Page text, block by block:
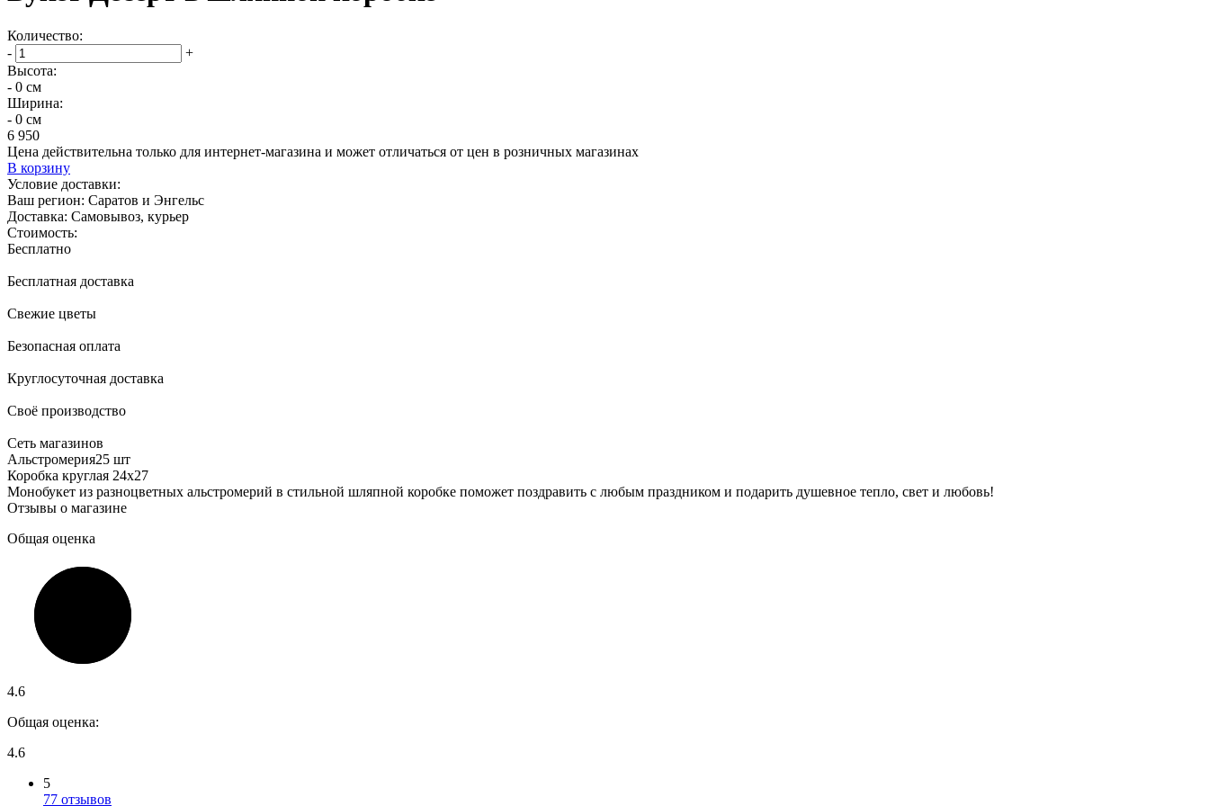
Количество:
-
+
Высота:
- 0 см
Ширина:
- 0 см
6 950
Цена действительна только для интернет-магазина и может отличаться от цен в розничных магазинах
В корзину
Условие доставки:
Ваш регион: Саратов и Энгельс
Доставка: Самовывоз, курьер
Стоимость:
Бесплатно
Бесплатная доставка
Свежие цветы
Безопасная оплата
Круглосуточная доставка
Своё производство
Сеть магазинов
Альстромерия25 шт
Коробка круглая 24х27
Монобукет из разноцветных альстромерий в стильной шляпной коробке поможет поздравить с любым праздником и подарить душевное тепло, свет и любовь!
Отзывы о магазине
Общая оценка
4.6
Общая оценка:
4.6
5
77 отзывов